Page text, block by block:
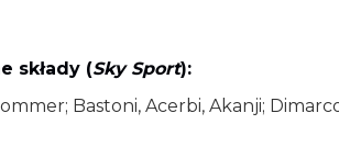
składy (Sky Sport):
Bastoni, Acerbi, Akanji;